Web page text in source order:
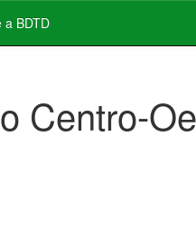
a BDTD
Centro-